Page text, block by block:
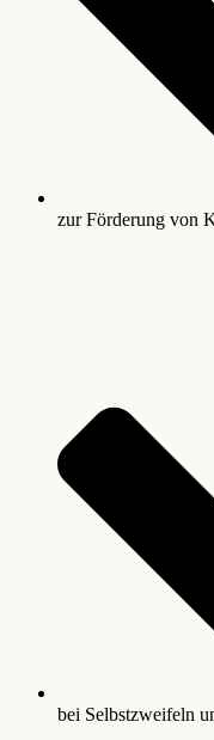
zur Förderung von
bei Selbstzweifeln